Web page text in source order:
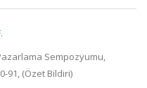
Sempozyumu,
91, (Özet Bildiri)